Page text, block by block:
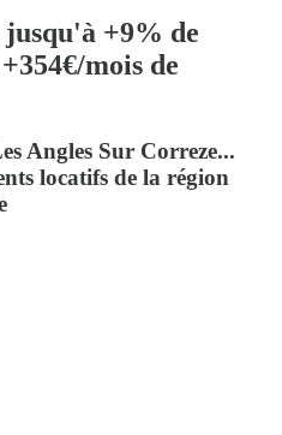
+9% de
mois de
Angles Sur Correze...
locatifs de la région